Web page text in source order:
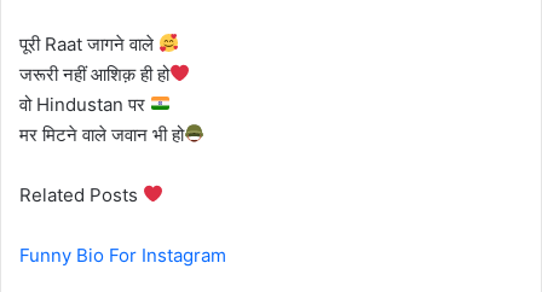
पूरी Raat जागने वाले
जरूरी नहीं आशिक़ ही हो
वो Hindustan पर
मर मिटने वाले जवान भी हो
Related Posts
Funny Bio For Instagram